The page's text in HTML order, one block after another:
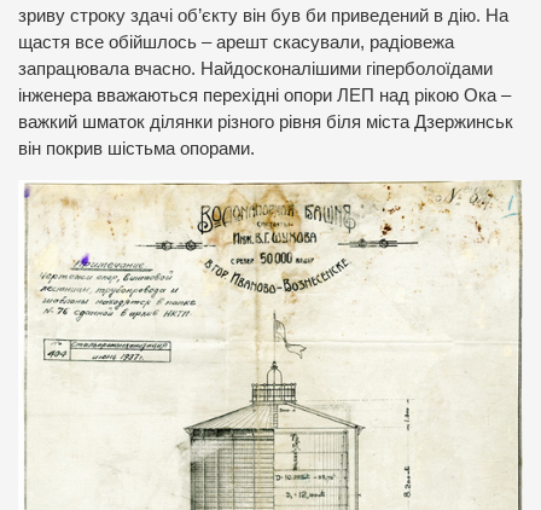
зриву строку здачі об’єкту він був би приведений в дію. На
щастя все обійшлось – арешт скасували, радіовежа
запрацювала вчасно. Найдосконалішими гіперболоїдами
інженера вважаються перехідні опори ЛЕП над рікою Ока –
важкий шматок ділянки різного рівня біля міста Дзержинськ
він покрив шістьма опорами.